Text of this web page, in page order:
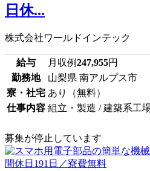
日休...
株式会社ワールドインテック
給与 月収例247,955円
勤務地
山梨県 南アルプス市
寮・社宅 あり（無料）
仕事内容 組立・製造 / 建築系工
募集が停止しています